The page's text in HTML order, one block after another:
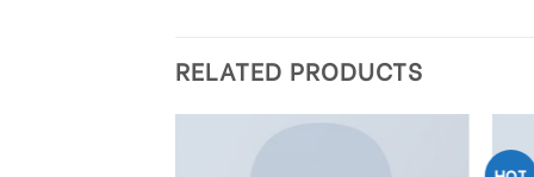
RELATED PRODUCTS